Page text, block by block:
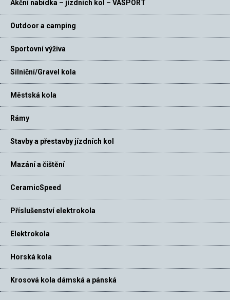
Akční nabídka – jízdních kol – VASPORT
Outdoor a camping
Sportovní výživa
Silniční/Gravel kola
Městská kola
Rámy
Stavby a přestavby jízdních kol
Mazání a čištění
CeramicSpeed
Příslušenství elektrokola
Elektrokola
Horská kola
Krosová kola dámská a pánská